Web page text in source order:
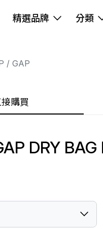
精選品牌 分類
GAP
購買
DRY BAG